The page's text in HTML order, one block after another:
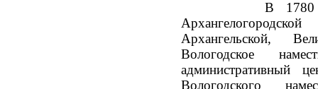
В 1780 году
Архангельской,
Вологодское
административный
Вологодского